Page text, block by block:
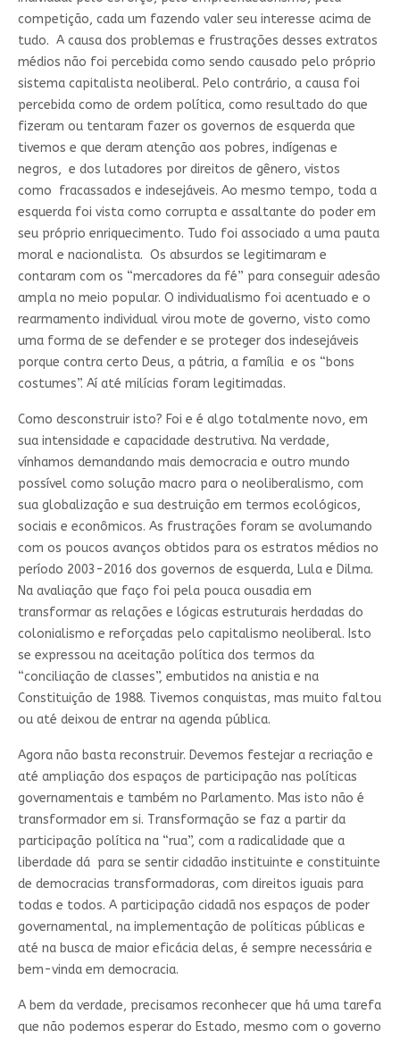
competição, cada um fazendo valer seu interesse acima de
tudo. A causa dos problemas e frustrações desses extratos
médios não foi percebida como sendo causado pelo próprio
sistema capitalista neoliberal. Pelo contrário, a causa foi
percebida como de ordem política, como resultado do que
fizeram ou tentaram fazer os governos de esquerda que
tivemos e que deram atenção aos pobres, indígenas e
negros, e dos lutadores por direitos de gênero, vistos
como fracassados e indesejáveis. Ao mesmo tempo, toda a
esquerda foi vista como corrupta e assaltante do poder em
seu próprio enriquecimento. Tudo foi associado a uma pauta
moral e nacionalista. Os absurdos se legitimaram e
contaram com os “mercadores da fé” para conseguir adesão
ampla no meio popular. O individualismo foi acentuado e o
rearmamento individual virou mote de governo, visto como
uma forma de se defender e se proteger dos indesejáveis
porque contra certo Deus, a pátria, a família e os “bons
costumes”. Aí até milícias foram legitimadas.
Como desconstruir isto? Foi e é algo totalmente novo, em
sua intensidade e capacidade destrutiva. Na verdade,
vínhamos demandando mais democracia e outro mundo
possível como solução macro para o neoliberalismo, com
sua globalização e sua destruição em termos ecológicos,
sociais e econômicos. As frustrações foram se avolumando
com os poucos avanços obtidos para os estratos médios no
período 2003-2016 dos governos de esquerda, Lula e Dilma.
Na avaliação que faço foi pela pouca ousadia em
transformar as relações e lógicas estruturais herdadas do
colonialismo e reforçadas pelo capitalismo neoliberal. Isto
se expressou na aceitação política dos termos da
“conciliação de classes”, embutidos na anistia e na
Constituição de 1988. Tivemos conquistas, mas muito faltou
ou até deixou de entrar na agenda pública.
Agora não basta reconstruir. Devemos festejar a recriação e
até ampliação dos espaços de participação nas políticas
governamentais e também no Parlamento. Mas isto não é
transformador em si. Transformação se faz a partir da
participação política na “rua”, com a radicalidade que a
liberdade dá para se sentir cidadão instituinte e constituinte
de democracias transformadoras, com direitos iguais para
todas e todos. A participação cidadã nos espaços de poder
governamental, na implementação de políticas públicas e
até na busca de maior eficácia delas, é sempre necessária e
bem-vinda em democracia.
A bem da verdade, precisamos reconhecer que há uma tarefa
que não podemos esperar do Estado, mesmo com o governo